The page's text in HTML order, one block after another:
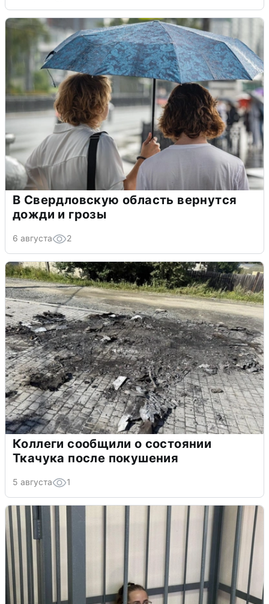
В Свердловскую область вернутся
дожди и грозы
6 августа 2
Коллеги сообщили о состоянии
Ткачука после покушения
5 августа 1